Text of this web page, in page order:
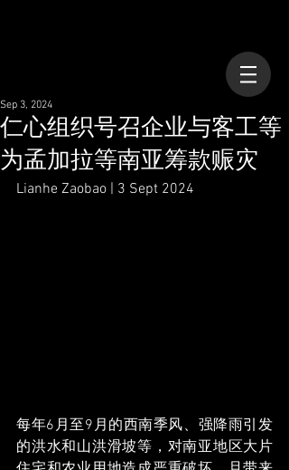
仁心组织号召企业与客工等
为孟加拉等南亚筹款赈灾
Sep 3, 2024
Lianhe Zaobao | 3 Sept 2024
每年6月至9月的西南季风、强降雨引发
的洪水和山洪滑坡等，对南亚地区大片